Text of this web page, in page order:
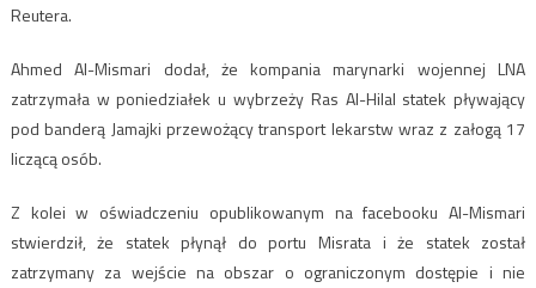
Reutera.
Ahmed Al-Mismari dodał, że kompania marynarki wojennej LNA
zatrzymała w poniedziałek u wybrzeży Ras Al-Hilal statek pływający
pod banderą Jamajki przewożący transport lekarstw wraz z załogą 17
liczącą osób.
Z kolei w oświadczeniu opublikowanym na facebooku Al-Mismari
stwierdził, że statek płynął do portu Misrata i że statek został
zatrzymany za wejście na obszar o ograniczonym dostępie i nie